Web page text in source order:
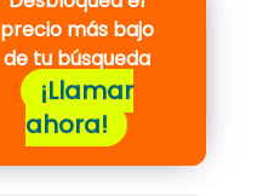
precio más bajo
de tu búsqueda
¡Llamar
ahora!